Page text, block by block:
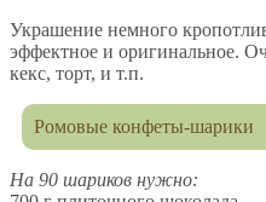
Украшение немного
эффектное и оригинальное.
кекс, торт, и т.п.
Ромовые конфеты-шарики
На 90 шариков нужно: